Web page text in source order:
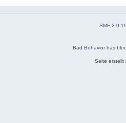
SMF
Bad Behaviorhas
Seite erstellt